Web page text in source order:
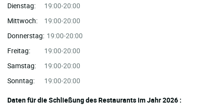
Dienstag:
19:00-20:00
Mittwoch:
19:00-20:00
Donnerstag: 19:00-20:00
Freitag:
19:00-20:00
Samstag:
19:00-20:00
Sonntag:
19:00-20:00
Daten für die Schließung des Restaurants im Jahr 2026 :